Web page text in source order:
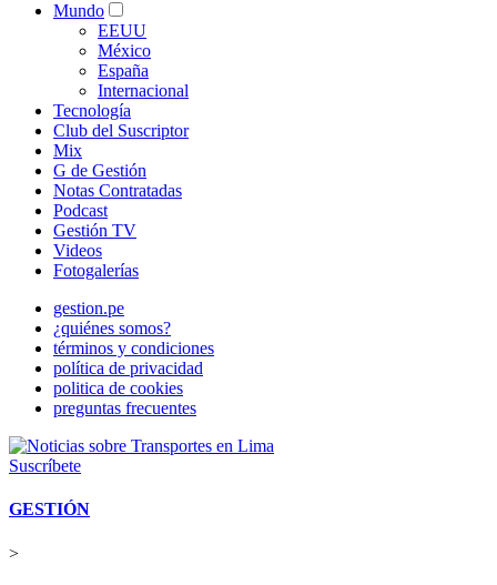
Mundo
EEUU
México
España
Internacional
Tecnología
Club del Suscriptor
Mix
G de Gestión
Notas Contratadas
Podcast
Gestión TV
Videos
Fotogalerías
gestion.pe
¿quiénes somos?
términos y condiciones
política de privacidad
politica de cookies
preguntas frecuentes
Suscríbete
GESTIÓN
>